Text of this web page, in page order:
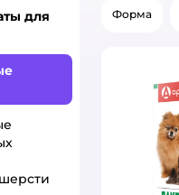
Форма
для